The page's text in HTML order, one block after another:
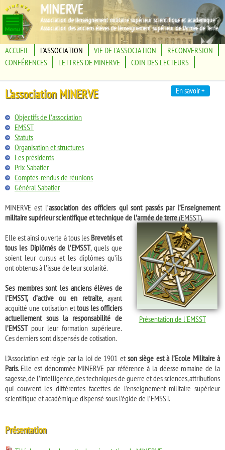
En savoir +
Association de l'enseignement militaire supérieur scientifique et académique
Association des anciens élèves de l'enseignement supérieur de l'Armée de Terre
MINERVE
ACCUEIL L'ASSOCIATION VIE DE L'ASSOCIATION
RECONVERSION
CONFÉRENCES
LETTRES DE MINERVE COIN DES LECTEURS
L'association MINERVE
Objectifs de l’association
EMSST
Statuts
Organisation et structures
Les présidents
Prix Sabatier
Comptes-rendus de réunions
Général Sabatier
MINERVE est l’association des officiers qui sont passés par l’Enseignement
militaire supérieur scientifique et technique de l’armée de terre(EMSST).
Présentation de l'EMSST
Elle est ainsi ouverte à tous les Brevetés et
tous les Diplômés de l’EMSST, quels que
soient leur cursus et les diplômes qu’ils
ont obtenus à l’issue de leur scolarité.
Ses membres sont les anciens élèves de
l’EMSST, d’active ou en retraite, ayant
acquitté une cotisation ettous les officiers
actuellement sous la responsabilité de
l’EMSSTpour leur formation supérieure.
Ces derniers sont dispensés de cotisation.
L’Association est régie par la loi de 1901 et son siège est à l’Ecole Militaire à
Paris. Elle est dénommée MINERVE par référence à la déesse romaine de la
sagesse, de l’intelligence, des techniques de guerre et des sciences, attributions
qui couvrent les différentes facettes de l’enseignement militaire supérieur
scientifique et académique dispensé sous l’égide de l’EMSST.
Présentation